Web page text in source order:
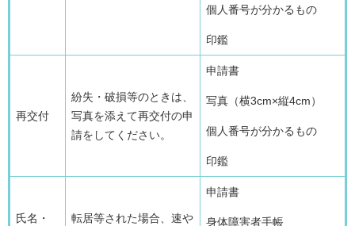
個人番号が分かるもの
印鑑
再交付
紛失・破損等のときは、
写真を添えて再交付の申
請をしてください。
申請書
写真（横3cm×縦4cm）
個人番号が分かるもの
印鑑
氏名・ 転居等された場合、速や
申請書
身体障害者手帳